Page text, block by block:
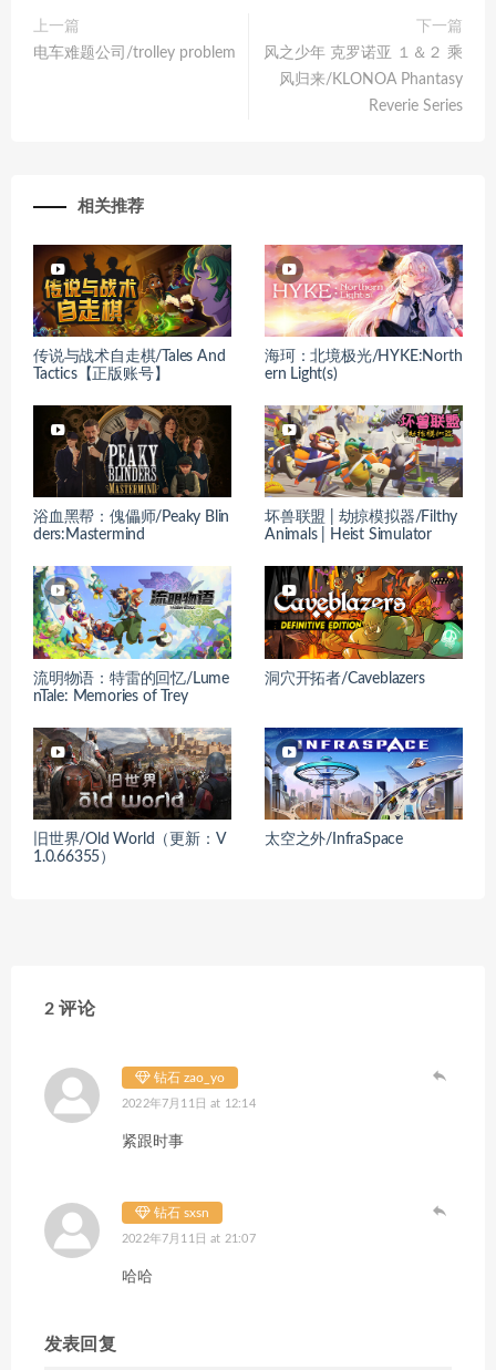
上一篇
电车难题公司/trolley problem
下一篇
风之少年 克罗诺亚 １＆２ 乘
风归来/KLONOA Phantasy
Reverie Series
相关推荐
传说与战术自走棋/Tales And
Tactics【正版账号】
海珂：北境极光/HYKE:North
ern Light(s)
浴血黑帮：傀儡师/Peaky Blin
ders:Mastermind
坏兽联盟 | 劫掠模拟器/Filthy
Animals | Heist Simulator
流明物语：特雷的回忆/Lume
nTale: Memories of Trey
洞穴开拓者/Caveblazers
旧世界/Old World（更新：V
1.0.66355）
太空之外/InfraSpace
2 评论
钻石 zao_yo
2022年7月11日 at 12:14
紧跟时事
钻石 sxsn
2022年7月11日 at 21:07
哈哈
发表回复